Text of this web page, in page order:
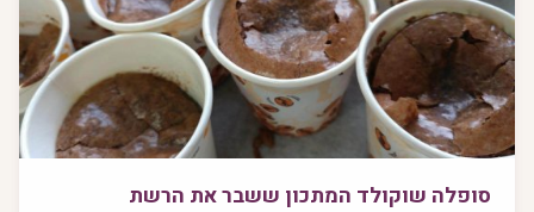
סופלה שוקולד המתכון ששבר את הרשת